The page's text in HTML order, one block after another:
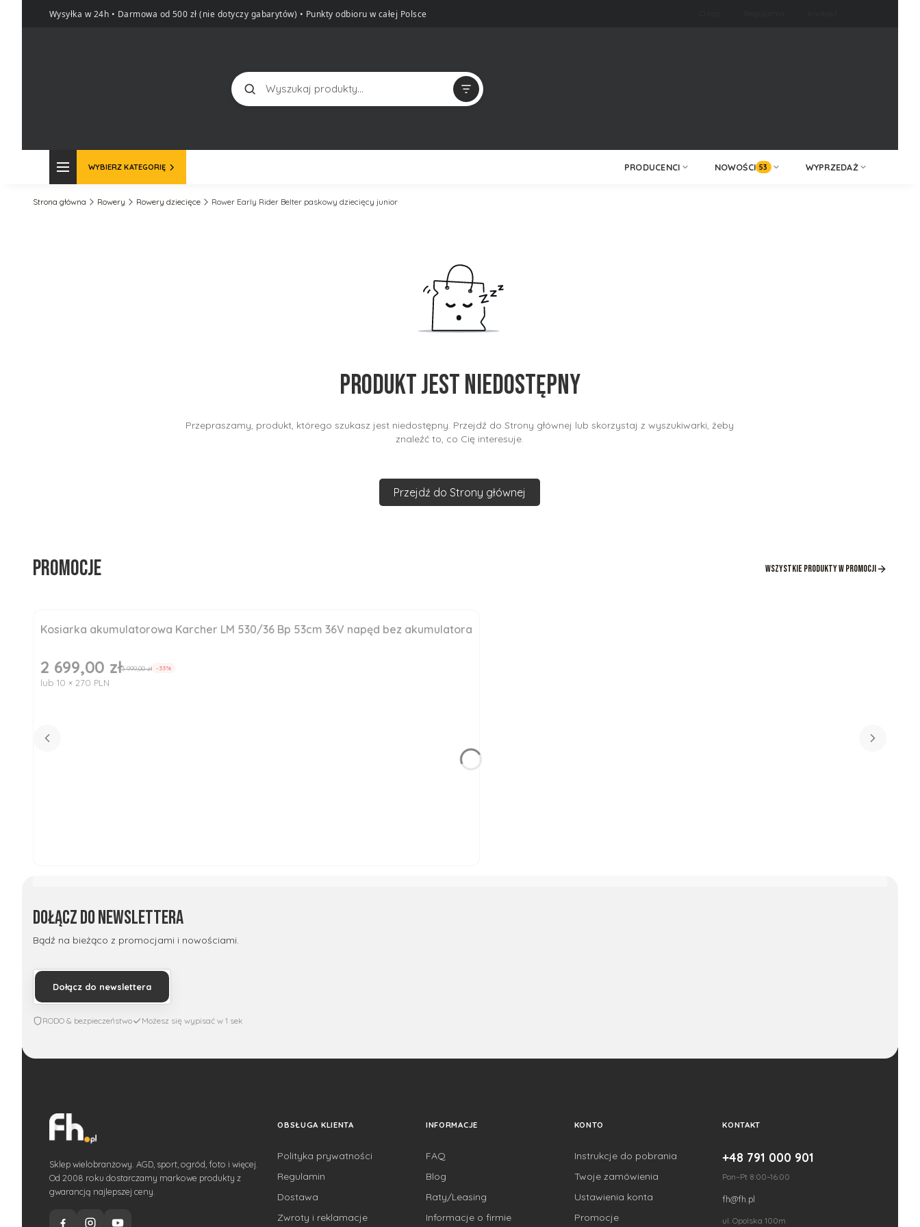
Wysyłka w 24h • Darmowa od 500 zł (nie dotyczy gabarytów) • Punkty odbioru w całej Polsce
Szukaj
WYBIERZ KATEGORIĘ PRODUCENCI NOWOŚCI 53 WYPRZEDAŻ
Strona główna Rowery Rowery dziecięce Rower Early Rider Belter paskowy dziecięcy junior
Produkt jest niedostępny
Przepraszamy, produkt, którego szukasz jest niedostępny. Przejdź do Strony głównej lub skorzystaj z wyszukiwarki, żeby
znaleźć to, co Cię interesuje.
Przejdź do Strony głównej
Promocje Wszystkie produkty w promocji
Okazja
Kosiarka akumulatorowa Karcher LM 530/36 Bp 53cm 36V napęd bez akumulatora
Cena promocyjna
2 699,00 zł3 999,00 zł -33%
lub 10 × 270 PLN
Dołącz do newslettera
Bądź na bieżąco z promocjami i nowościami.
Dołącz do newslettera
RODO & bezpieczeństwo Możesz się wypisać w 1 sek
Sklep wielobranżowy. AGD, sport, ogród, foto i więcej.
Od 2008 roku dostarczamy markowe produkty z
gwarancją najlepszej ceny.
OBSŁUGA KLIENTA
Polityka prywatności
Regulamin
Dostawa
Zwroty i reklamacje
INFORMACJE
FAQ
Blog
Raty/Leasing
Informacje o firmie
KONTO
Instrukcje do pobrania
Twoje zamówienia
Ustawienia konta
Promocje
KONTAKT
+48 791 000 901
Pon–Pt 8:00–16:00
fh@fh.pl
ul. Opolska 100m